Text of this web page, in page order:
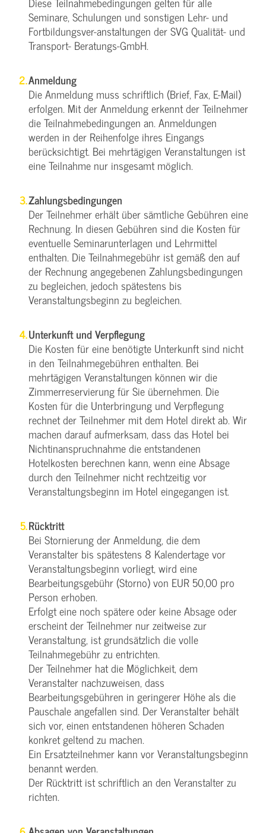
Seminare, Schulungen und sonstigen Lehr- und
Fortbildungsver-anstaltungen der SVG Qualität- und
Transport- Beratungs-GmbH.
Anmeldung
Die Anmeldung muss schriftlich (Brief, Fax, E-Mail)
erfolgen. Mit der Anmeldung erkennt der Teilnehmer
die Teilnahmebedingungen an. Anmeldungen
werden in der Reihenfolge ihres Eingangs
berücksichtigt. Bei mehrtägigen Veranstaltungen ist
eine Teilnahme nur insgesamt möglich.
Zahlungsbedingungen
Der Teilnehmer erhält über sämtliche Gebühren eine
Rechnung. In diesen Gebühren sind die Kosten für
eventuelle Seminarunterlagen und Lehrmittel
enthalten. Die Teilnahmegebühr ist gemäß den auf
der Rechnung angegebenen Zahlungsbedingungen
zu begleichen, jedoch spätestens bis
Veranstaltungsbeginn zu begleichen.
Unterkunft und Verpflegung
Die Kosten für eine benötigte Unterkunft sind nicht
in den Teilnahmegebühren enthalten. Bei
mehrtägigen Veranstaltungen können wir die
Zimmerreservierung für Sie übernehmen. Die
Kosten für die Unterbringung und Verpflegung
rechnet der Teilnehmer mit dem Hotel direkt ab. Wir
machen darauf aufmerksam, dass das Hotel bei
Nichtinanspruchnahme die entstandenen
Hotelkosten berechnen kann, wenn eine Absage
durch den Teilnehmer nicht rechtzeitig vor
Veranstaltungsbeginn im Hotel eingegangen ist.
Rücktritt
Bei Stornierung der Anmeldung, die dem
Veranstalter bis spätestens 8 Kalendertage vor
Veranstaltungsbeginn vorliegt, wird eine
Bearbeitungsgebühr (Storno) von EUR 50,00 pro
Person erhoben.
Erfolgt eine noch spätere oder keine Absage oder
erscheint der Teilnehmer nur zeitweise zur
Veranstaltung, ist grundsätzlich die volle
Teilnahmegebühr zu entrichten.
Der Teilnehmer hat die Möglichkeit, dem
Veranstalter nachzuweisen, dass
Bearbeitungsgebühren in geringerer Höhe als die
Pauschale angefallen sind. Der Veranstalter behält
sich vor, einen entstandenen höheren Schaden
konkret geltend zu machen.
Ein Ersatzteilnehmer kann vor Veranstaltungsbeginn
benannt werden.
Der Rücktritt ist schriftlich an den Veranstalter zu
richten.